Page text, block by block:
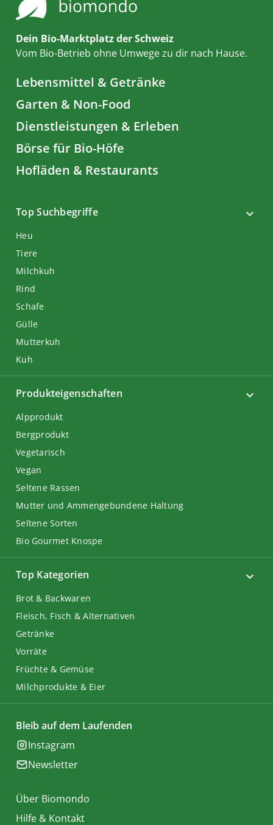
Dein Bio-Marktplatz der Schweiz
Vom Bio-Betrieb ohne Umwege zu dir nach Hause.
Lebensmittel & Getränke
Garten & Non-Food
Dienstleistungen & Erleben
Börse für Bio-Höfe
Hofläden & Restaurants
Top Suchbegriffe
Heu
Tiere
Milchkuh
Rind
Schafe
Gülle
Mutterkuh
Kuh
Top Kategorien
Brot & Backwaren
Fleisch, Fisch & Alternativen
Getränke
Vorräte
Früchte & Gemüse
Milchprodukte & Eier
Produkteigenschaften
Alpprodukt
Bergprodukt
Vegetarisch
Vegan
Seltene Rassen
Mutter und Ammengebundene Haltung
Seltene Sorten
Bio Gourmet Knospe
Bleib auf dem Laufenden
Instagram
Newsletter
Über Biomondo
Hilfe & Kontakt